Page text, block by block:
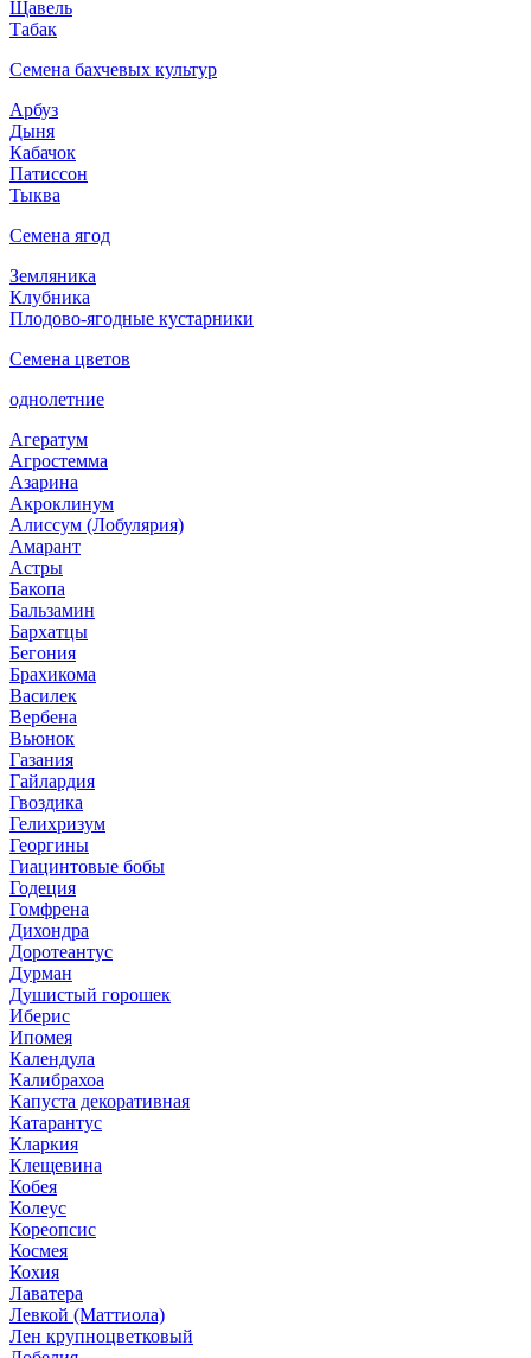
Щавель
Табак
Семена бахчевых культур
Арбуз
Дыня
Кабачок
Патиссон
Тыква
Семена ягод
Земляника
Клубника
Плодово-ягодные кустарники
Семена цветов
однолетние
Агератум
Агростемма
Азарина
Акроклинум
Алиссум (Лобулярия)
Амарант
Астры
Бакопа
Бальзамин
Бархатцы
Бегония
Брахикома
Василек
Вербена
Вьюнок
Газания
Гайлардия
Гвоздика
Гелихризум
Георгины
Гиацинтовые бобы
Годеция
Гомфрена
Дихондра
Доротеантус
Дурман
Душистый горошек
Иберис
Ипомея
Календула
Калибрахоа
Капуста декоративная
Катарантус
Кларкия
Клещевина
Кобея
Колеус
Кореопсис
Космея
Кохия
Лаватера
Левкой (Маттиола)
Лен крупноцветковый